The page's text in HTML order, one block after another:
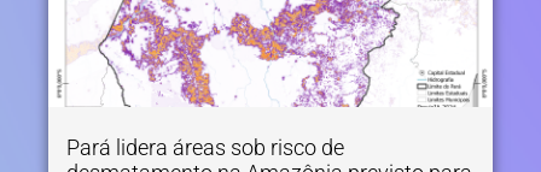
Pará lidera áreas sob risco de